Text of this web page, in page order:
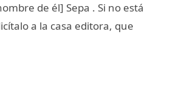
de él] Sepa . Si no está
a la casa editora, que